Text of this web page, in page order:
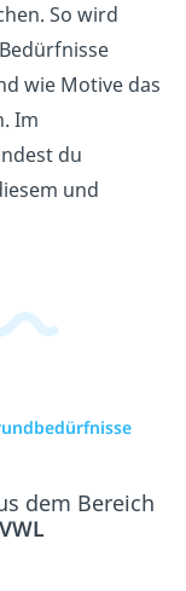
So wird
wie Motive das
Im
du
und
dem Bereich